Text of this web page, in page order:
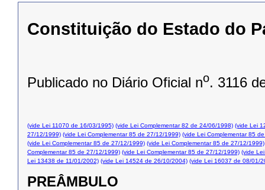
Constituição do Estado do
Publicado no Diário Oficial no. 3116
(vide Lei 11070 de 16/03/1995) (vide Lei Complementar 82 de 24/06/1998) (vide Lei
27/12/1999) (vide Lei Complementar 85 de 27/12/1999) (vide Lei Complementar 85
(vide Lei Complementar 85 de 27/12/1999) (vide Lei Complementar 85 de 27/12/1999)
Complementar 85 de 27/12/1999) (vide Lei Complementar 85 de 27/12/1999) (vide
Lei 13438 de 11/01/2002) (vide Lei 14524 de 26/10/2004) (vide Lei 16037 de 08/01/
PREÂMBULO